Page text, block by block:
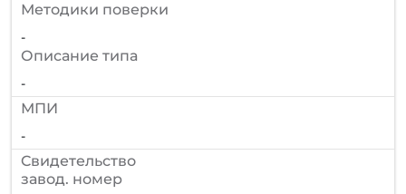
Методики поверки
-
Описание типа
-
МПИ
-
Cвидетельство
завод. номер